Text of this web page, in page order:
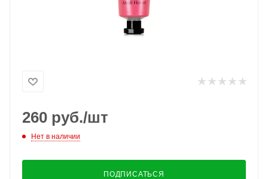
260 руб./шт
Нет в наличии
ПОДПИСАТЬСЯ